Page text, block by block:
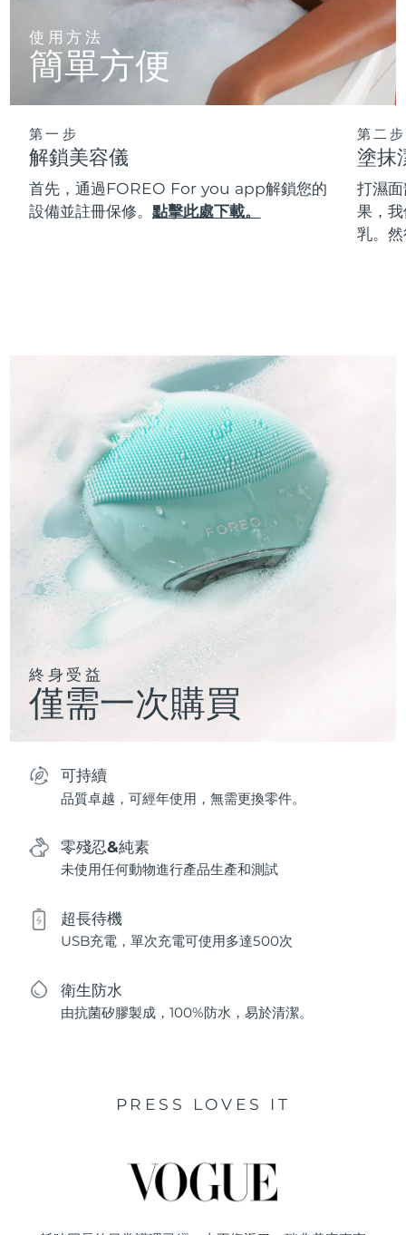
使用方法
簡單方便
第一步
解鎖美容儀
首先，通過FOREO For you app解鎖您的
設備並註冊保修。點擊此處下載。
第二步
塗抹
打濕
果，
乳。
終身受益
僅需一次購買
可持續
品質卓越，可經年使用，無需更換零件。
零殘忍&純素
未使用任何動物進行產品生產和測試
超長待機
USB充電，單次充電可使用多達500次
衛生防水
由抗菌矽膠製成，100%防水，易於清潔。
PRESS LOVES IT